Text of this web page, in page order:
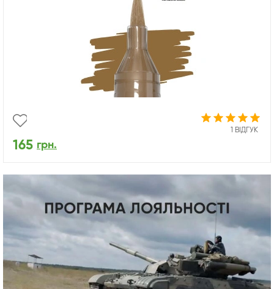
1 ВІДГУК
165 грн.